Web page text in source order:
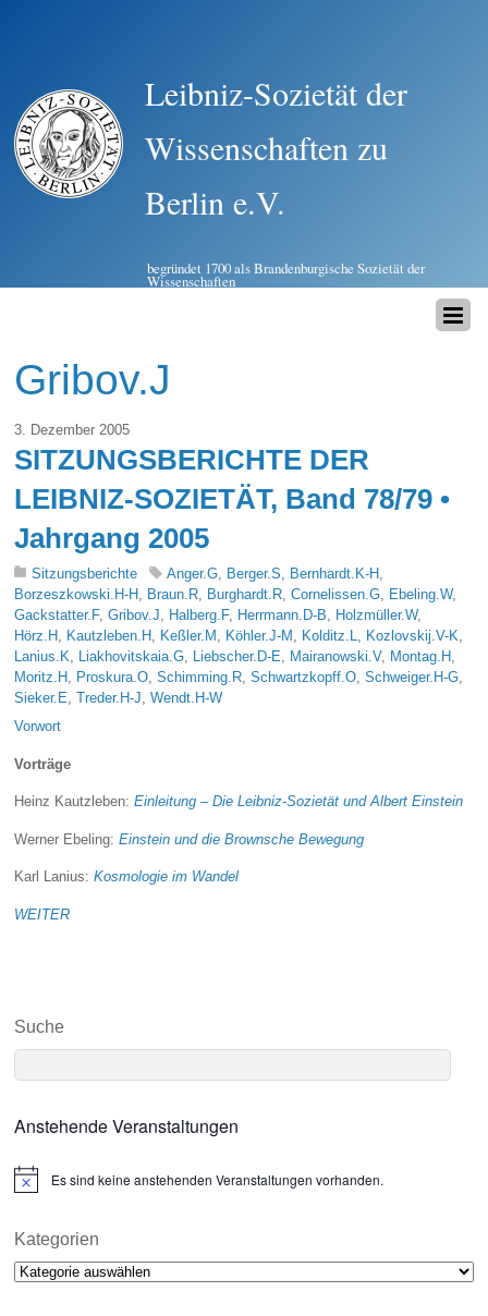
Leibniz-Sozietät der
Wissenschaften zu
Berlin e.V.
begründet 1700 als Brandenburgische Sozietät der
Wissenschaften
Gribov.J
3. Dezember 2005
SITZUNGSBERICHTE DER
LEIBNIZ-SOZIETÄT, Band 78/79 •
Jahrgang 2005
Sitzungsberichte Anger.G, Berger.S, Bernhardt.K-H ,
Borzeszkowski.H-H , Braun.R, Burghardt.R,Cornelissen.G, Ebeling.W,
Gackstatter.F,Gribov.J, Halberg.F, Herrmann.D-B, Holzmüller.W,
Hörz.H , Kautzleben.H , Keßler.M , Köhler.J-M , Kolditz.L, Kozlovskij.V-K,
Lanius.K, Liakhovitskaia.G, Liebscher.D-E, Mairanowski.V, Montag.H ,
Moritz.H , Proskura.O,Schimming.R,Schwartzkopff.O,Schweiger.H-G,
Sieker.E,Treder.H-J,Wendt.H-W
Vorwort
Vorträge
Heinz Kautzleben:Einleitung – Die Leibniz-Sozietät und Albert Einstein
Werner Ebeling:Einstein und die Brownsche Bewegung
Karl Lanius:Kosmologie im Wandel
WEITER
Suche
Anstehende Veranstaltungen
N
i
e
Es sind keine anstehenden Veranstaltungen vorhanden.
Kategorien
Kategorien